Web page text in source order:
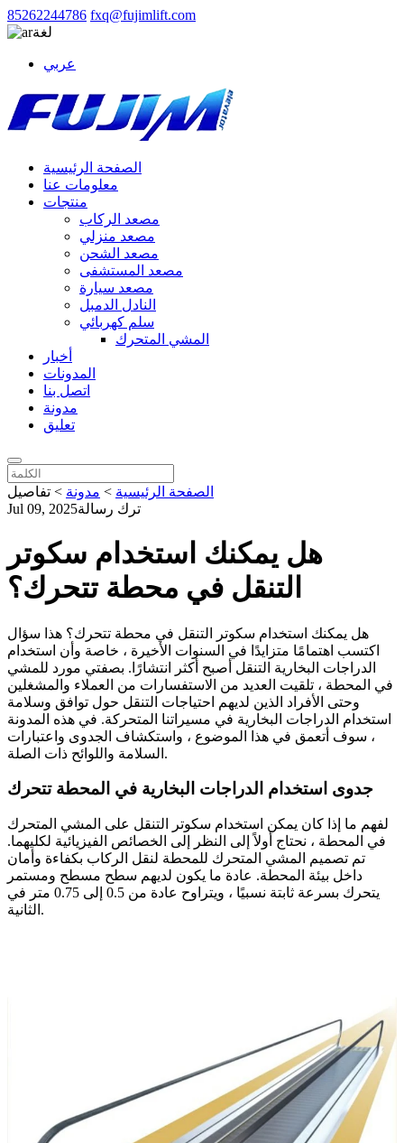
85262244786 fxq@fujimlift.com
لغة
عربي
الصفحة الرئيسية
معلومات عنا
منتجات
مصعد الركاب
مصعد منزلي
مصعد الشحن
مصعد المستشفى
مصعد سيارة
النادل الدمبل
سلم كهربائي
المشي المتحرك
أخبار
المدونات
اتصل بنا
مدونة
تعليق
الصفحة الرئيسية > مدونة > تفاصيل
Jul 09, 2025ترك رسالة
هل يمكنك استخدام سكوتر
التنقل في محطة تتحرك؟
هل يمكنك استخدام سكوتر التنقل في محطة تتحرك؟ هذا سؤال
اكتسب اهتمامًا متزايدًا في السنوات الأخيرة ، خاصة وأن استخدام
الدراجات البخارية التنقل أصبح أكثر انتشارًا. بصفتي مورد للمشي
في المحطة ، تلقيت العديد من الاستفسارات من العملاء والمشغلين
وحتى الأفراد الذين لديهم احتياجات التنقل حول توافق وسلامة
استخدام الدراجات البخارية في مسيراتنا المتحركة. في هذه المدونة
، سوف أتعمق في هذا الموضوع ، واستكشاف الجدوى واعتبارات
السلامة واللوائح ذات الصلة.
جدوى استخدام الدراجات البخارية في المحطة تتحرك
لفهم ما إذا كان يمكن استخدام سكوتر التنقل على المشي المتحرك
في المحطة ، نحتاج أولاً إلى النظر إلى الخصائص الفيزيائية لكليهما.
تم تصميم المشي المتحرك للمحطة لنقل الركاب بكفاءة وأمان
داخل بيئة المحطة. عادة ما يكون لديهم سطح مسطح ومستمر
يتحرك بسرعة ثابتة نسبيًا ، ويتراوح عادة من 0.5 إلى 0.75 متر في
الثانية.